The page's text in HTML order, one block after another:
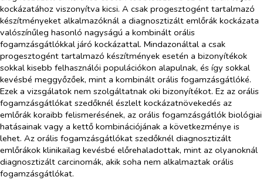
kockázatához viszonyítva kicsi. A csak progesztogént tartalmazó
készítményeket alkalmazóknál a diagnosztizált emlőrák kockázata
valószínűleg hasonló nagyságú a kombinált orális
fogamzásgátlókkal járó kockázattal. Mindazonáltal a csak
progesztogént tartalmazó készítmények esetén a bizonyítékok
sokkal kisebb felhasználói populációkon alapulnak, és így sokkal
kevésbé meggyőzőek, mint a kombinált orális fogamzásgátlóké.
Ezek a vizsgálatok nem szolgáltatnak oki bizonyítékot. Ez az orális
fogamzásgátlókat szedőknél észlelt kockázatnövekedés az
emlőrák koraibb felismerésének, az orális fogamzásgátlók biológiai
hatásainak vagy a kettő kombinációjának a következménye is
lehet. Az orális fogamzásgátlókat szedőknél diagnosztizált
emlőrákok klinikailag kevésbé előrehaladottak, mint az olyanoknál
diagnosztizált carcinomák, akik soha nem alkalmaztak orális
fogamzásgátlókat.